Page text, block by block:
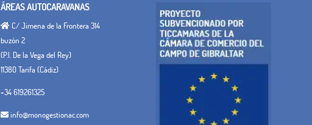
ÁREAS AUTOCARAVANAS
C/ Jimena de la Frontera 314
buzón 2
(P.I. De la Vega del Rey)
11380 Tarifa (Cádiz)
+34 619261325
info@monogestionac.com